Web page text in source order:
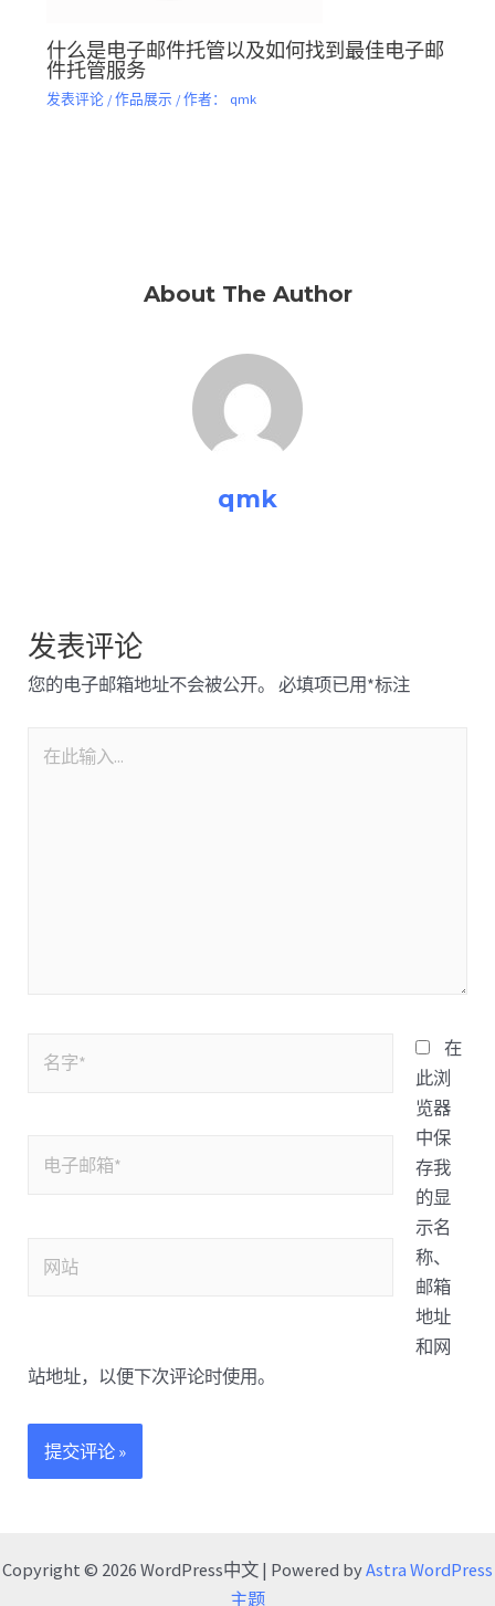
什么是电子邮件托管以及如何找到最佳电子邮
件托管服务
发表评论 /作品展示 / 作者： qmk
About The Author
qmk
发表评论
您的电子邮箱地址不会被公开。 必填项已用*标注
在
此浏
览器
中保
存我
的显
示名
称、
邮箱
地址
和网
站地址，以便下次评论时使用。
Copyright © 2026 WordPress中文 | Powered byAstra WordPress
主题